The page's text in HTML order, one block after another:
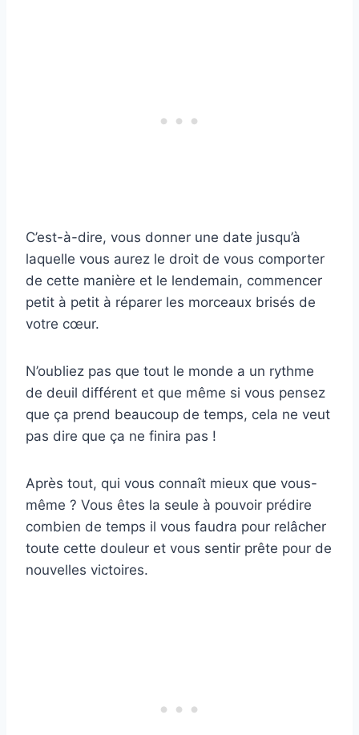
C’est-à-dire, vous donner une date jusqu’à
laquelle vous aurez le droit de vous comporter
de cette manière et le lendemain, commencer
petit à petit à réparer les morceaux brisés de
votre cœur.
N’oubliez pas que tout le monde a un rythme
de deuil différent et que même si vous pensez
que ça prend beaucoup de temps, cela ne veut
pas dire que ça ne finira pas !
Après tout, qui vous connaît mieux que vous-
même ? Vous êtes la seule à pouvoir prédire
combien de temps il vous faudra pour relâcher
toute cette douleur et vous sentir prête pour de
nouvelles victoires.